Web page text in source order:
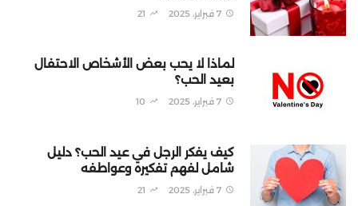
7 فبراير، 2025 21
لماذا لا يحب بعض الأشخاص الاحتفال
بعيد الحب؟
7 فبراير، 2025 10
كيف يفكر الرجل في عيد الحب؟ دليل
شامل لفهم تفكيره وعواطفه
7 فبراير، 2025 21